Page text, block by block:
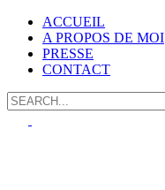
ACCUEIL
A PROPOS DE MOI
PRESSE
CONTACT